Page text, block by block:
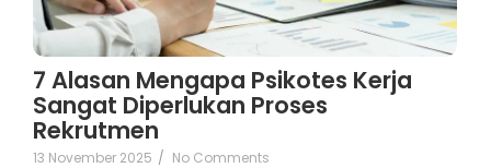
7 Alasan Mengapa Psikotes Kerja
Sangat Diperlukan Proses
Rekrutmen
13 November 2025 / No Comments